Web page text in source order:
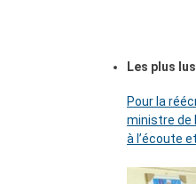
Les plus lus
Pour la
ministre de
à l’écoute